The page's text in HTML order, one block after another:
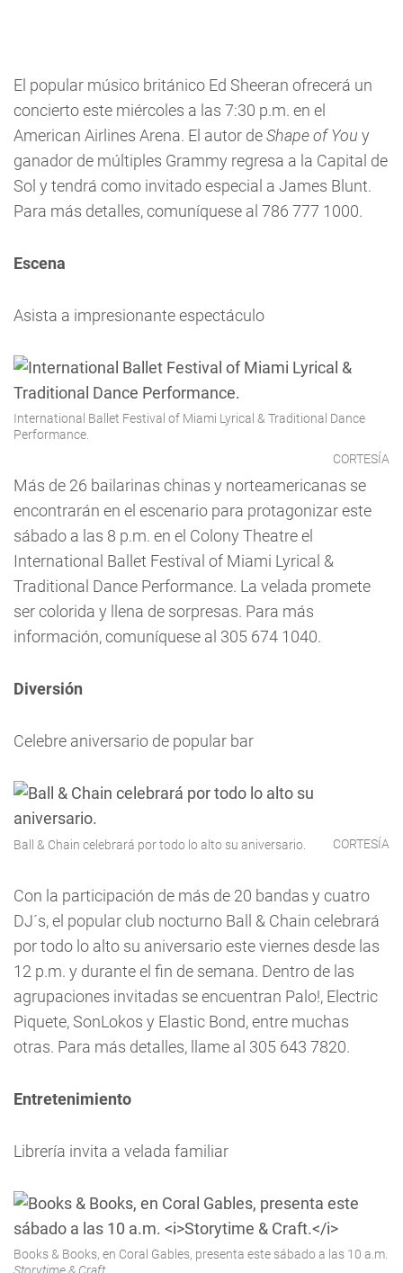
El popular músico británico Ed Sheeran ofrecerá un
concierto este miércoles a las 7:30 p.m. en el
American Airlines Arena. El autor deShape of You y
ganador de múltiples Grammy regresa a la Capital de
Sol y tendrá como invitado especial a James Blunt.
Para más detalles, comuníquese al 786 777 1000.
Escena
Asista a impresionante espectáculo
International Ballet Festival of Miami Lyrical & Traditional Dance
Performance.
CORTESÍA
Más de 26 bailarinas chinas y norteamericanas se
encontrarán en el escenario para protagonizar este
sábado a las 8 p.m. en el Colony Theatre el
International Ballet Festival of Miami Lyrical &
Traditional Dance Performance. La velada promete
ser colorida y llena de sorpresas. Para más
información, comuníquese al 305 674 1040.
Diversión
Celebre aniversario de popular bar
Ball & Chain celebrará por todo lo alto su aniversario. CORTESÍA
Con la participación de más de 20 bandas y cuatro
DJ´s, el popular club nocturno Ball & Chain celebrará
por todo lo alto su aniversario este viernes desde las
12 p.m. y durante el fin de semana. Dentro de las
agrupaciones invitadas se encuentran Palo!, Electric
Piquete, SonLokos y Elastic Bond, entre muchas
otras. Para más detalles, llame al 305 643 7820.
Entretenimiento
Librería invita a velada familiar
Books & Books, en Coral Gables, presenta este sábado a las 10 a.m.